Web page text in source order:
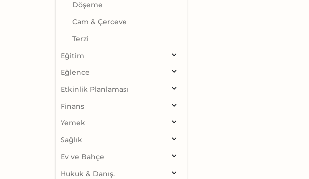
Döşeme
Cam & Çerceve
Terzi
Eğitim
Eğlence
Etkinlik Planlaması
Finans
Yemek
Sağlık
Ev ve Bahçe
Hukuk & Danış.